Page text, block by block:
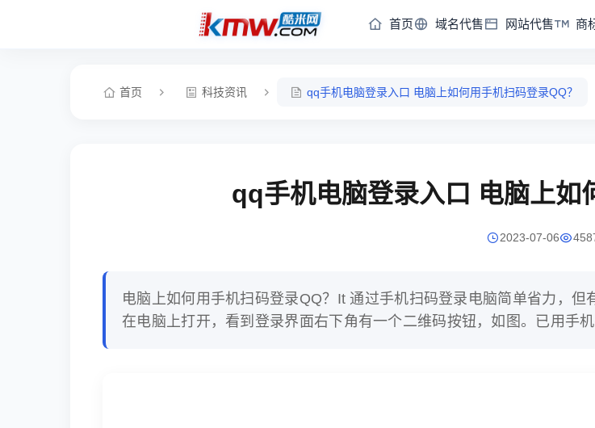
首页 域名代售 网站代售 商
首页 科技资讯 qq手机电脑登录入口 电脑上如何用手机扫码登录QQ？
qq手机电脑登录入口 电脑上如
2023-07-06
电脑上如何用手机扫码登录QQ？It 通过手机扫码登录电脑简单省力，
在电脑上打开，看到登录界面右下角有一个二维码按钮，如图。已用手